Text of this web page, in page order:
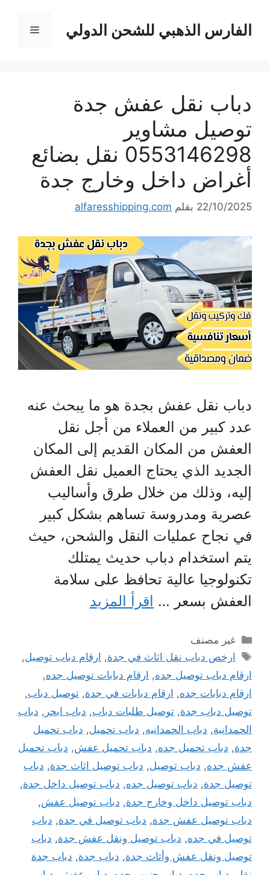
المحتوىالفارس الذهبي للشحن الدولي القائمة
دباب نقل عفش جدة
توصيل مشاوير
0553146298 نقل بضائع
أغراض داخل وخارج جدة
22/10/2025 بقلم alfaresshipping.com
دباب نقل عفش بجدة هو ما يبحث عنه
عدد كبير من العملاء من أجل نقل
العفش من المكان القديم إلى المكان
الجديد الذي يحتاج العميل نقل العفش
إليه، وذلك من خلال طرق وأساليب
عصرية ومدروسة تساهم بشكل كبير
في نجاح عمليات النقل والشحن، حيث
يتم استخدام دباب حديث يمتلك
تكنولوجيا عالية تحافظ على سلامة
العفش بسعر … اقرأ المزيد
التصنيفات
غير مصنف
الوسوم
ارخص دباب نقل اثاث في جدة, ارقام دباب توصيل,
ارقام دباب توصيل جده, ارقام دبابات توصيل جده,
ارقام دبابات جده, ارقام دبابات في جدة, توصيل دباب,
توصيل دباب جدة, توصيل طلبات دباب, دباب ابحر , دباب
الحمدانية, دباب الحمدانيه, دباب تحميل, دباب تحميل
جدة, دباب تحميل جده, دباب تحميل عفش, دباب تحميل
عفش جده, دباب توصيل, دباب توصيل اثاث جدة, دباب
توصيل جدة, دباب توصيل جده, دباب توصيل داخل جدة,
دباب توصيل داخل وخارج جدة, دباب توصيل عفش,
دباب توصيل عفش جدة, دباب توصيل في جدة, دباب
توصيل في جده, دباب توصيل ونقل عفش جدة, دباب
توصيل ونقل عفش وأثاث جدة, دباب جدة, دباب جدة